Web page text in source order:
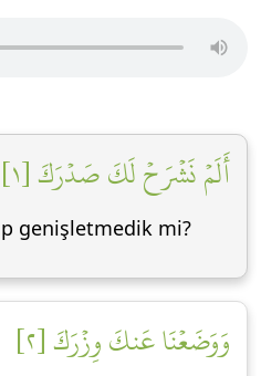
أَلَمۡ نَشۡرَحۡ لَكَ صَدۡرَكَ [١]
genişletmedik mi?
وَوَضَعۡنَا عَنكَ وِزۡرَكَ [٢]